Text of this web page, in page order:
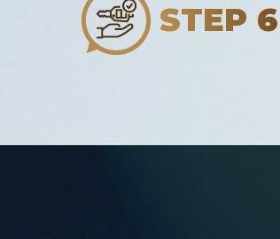
STEP 6